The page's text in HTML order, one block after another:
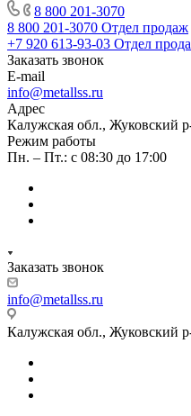
8 800 201-3070
8 800 201-3070 Отдел продаж
+7 920 613-93-03 Отдел
Заказать звонок
E-mail
info@metallss.ru
Адрес
Калужская обл., Жуковский
Режим работы
Пн. – Пт.: с 08:30 до 17:00
Заказать звонок
info@metallss.ru
Калужская обл., Жуковский